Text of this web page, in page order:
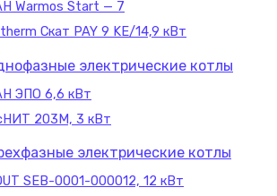
Warmos Start — 7
Скат PAY 9 KE/14,9 кВт
электрические котлы
ЭПО 6,6 кВт
203М, 3 кВт
электрические котлы
SEB-0001-000012, 12 кВт